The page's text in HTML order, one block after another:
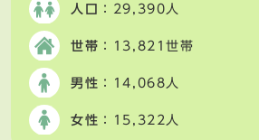
人口 ：29,390人
世帯 ：13,821世帯
男性 ：14,068人
女性 ：15,322人